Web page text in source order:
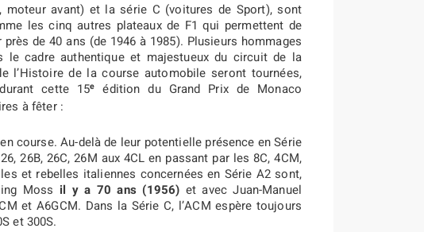
moteur avant) et la série C (voitures de Sport), sont
les cinq autres plateaux de F1 qui permettent de
de 40 ans (de 1946 à 1985). Plusieurs hommages
le cadre authentique et majestueux du circuit de la
l’Histoire de la course automobile seront tournées,
cette 15e
édition du Grand Prix de Monaco
à fêter :
course. Au-delà de leur potentielle présence en Série
26B, 26C, 26M aux 4CL en passant par les 8C, 4CM,
et rebelles italiennes concernées en Série A2 sont,
Moss il y a 70 ans (1956) et avec Juan-Manuel
et A6GCM. Dans la Série C, l’ACM espère toujours
et 300S.